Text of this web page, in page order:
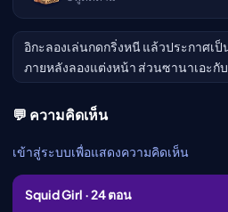
อิกะลองเล่นกดกริ่งหนี แล้วประกาศเ
ภายหลังลองแต่งหน้า ส่วนซานาเอะกั
💬 ความคิดเห็น
เข้าสู่ระบบเพื่อแสดงความคิดเห็น
Squid Girl · 24 ตอน